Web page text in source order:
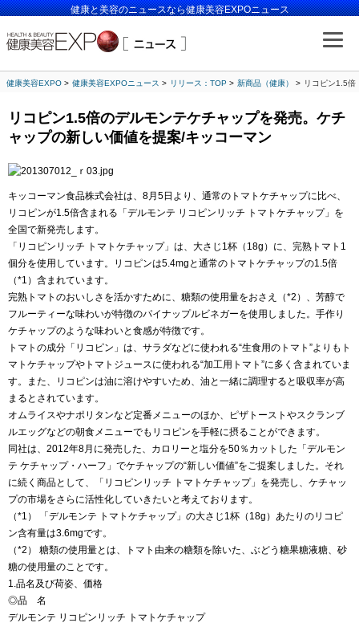
健康と美容のニュースなら健康美容EXPOニュース
健康美容EXPO 健康美容EXPOニュース リリース：TOP 新商品（健康） リコピン1.5倍
リコピン1.5倍のデルモンテケチャップを発売。ケチ
ャップの新しい価値を提案/キッコーマン
キッコーマン食品株式会社は、8月5日より、通常のトマトケチャップに比べ、
リコピンが1.5倍含まれる「デルモンテ リコピンリッチ トマトケチャップ」を
全国で新発売します。
「リコピンリッチ トマトケチャップ」は、大さじ1杯（18g）に、完熟トマト1
個分を使用しています。リコピンは5.4mgと通常のトマトケチャップの1.5倍
（*1）含まれています。
完熟トマトのおいしさを活かすために、糖類の使用量をおさえ（*2）、芳醇で
フルーティーな味わいが特徴のパイナップルビネガーを使用しました。手作り
ケチャップのような味わいと食感が特徴です。
トマトの成分「リコピン」は、サラダなどに使われる“生食用のトマト”よりもト
マトケチャップやトマトジュースに使われる“加工用トマト”に多く含まれていま
す。また、リコピンは油に溶けやすいため、油と一緒に調理すると吸収率が高
まるとされています。
オムライスやナポリタンなど定番メニューのほか、ピザトーストやスクランブ
ルエッグなどの朝食メニューでもリコピンを手軽に摂ることができます。
同社は、2012年8月に発売した、カロリーと塩分を50％カットした「デルモン
テ ケチャップ・ハーフ」でケチャップの“新しい価値”をご提案しました。それ
に続く商品として、「リコピンリッチ トマトケチャップ」を発売し、ケチャッ
プの市場をさらに活性化していきたいと考えております。
（*1） 「デルモンテ トマトケチャップ」の大さじ1杯（18g）あたりのリコピ
ン含有量は3.6mgです。
（*2） 糖類の使用量とは、トマト由来の糖類を除いた、ぶどう糖果糖液糖、砂
糖の使用量のことです。
1.品名及び荷姿、価格
◎品 名
デルモンテ リコピンリッチ トマトケチャップ